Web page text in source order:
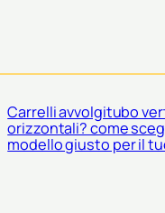
Carrelli avvolgitubo
orizzontali? come
modello giusto per il